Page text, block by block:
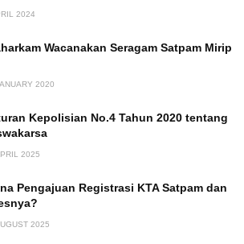
2024
Wacanakan Seragam Satpam Mirip
2020
Kepolisian No.4 Tahun 2020 tentang
2025
Pengajuan Registrasi KTA Satpam dan
2025